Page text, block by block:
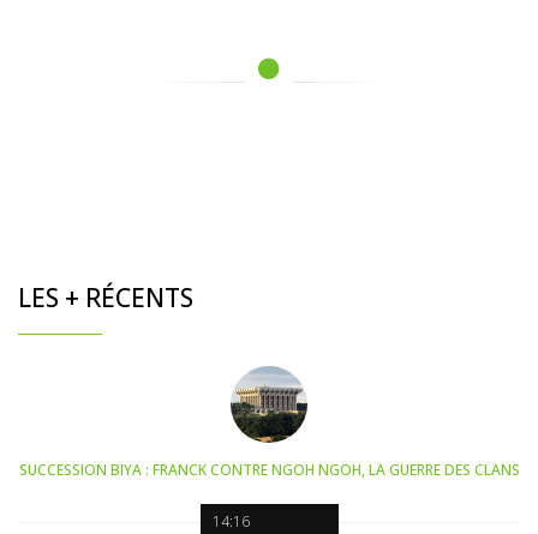
LES + RÉCENTS
14:16
SUCCESSION BIYA : FRANCK CONTRE NGOH NGOH, LA GUERRE DES CLANS